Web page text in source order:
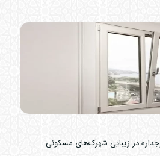
در زیبایی شهرک‌های مسکونی